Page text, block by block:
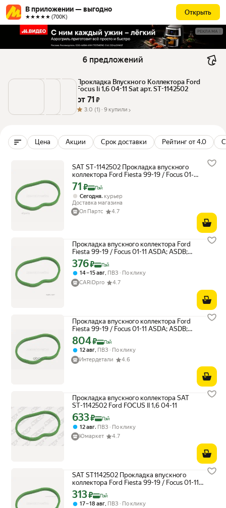
В приложении — выгодно
★★★★★ (700К)
Открыть
РЕКЛАМА
6 предложений
Прокладка Впускного Коллектора Ford
Focus Ii 1,6 04-11 Sat арт. ST-1142502
от 71 ₽
3.0 (1) · 9 купили
Цена Акции Срок доставки Рейтинг от 4.0
SAT ST-1142502 Прокладка впускного
коллектора Ford Fiesta 99-19 / Focus 01-
11 ASDA; ASDB; B4164S3; FUJA; FUJB;
FXJA; FXJB
Цена с картой Яндекс Пэй 71 ₽ вместо
71 ₽ Пэй
Сегодня, курьер
Доставка магазина
Ол Партс
4.7
Прокладка впускного коллектора Ford
Fiesta 99-19 / Focus 01-11 ASDA; ASDB;
B4164S3; FUJA; FUJB; FXJA; FXJB SAT ST-
1142502 | цена за 1 шт
Цена с картой Яндекс Пэй 376 ₽ вместо
376₽ Пэй
14 – 15 авг, ПВЗ
По клику
CARiDpro
4.7
Прокладка впускного коллектора Ford
Fiesta 99-19 / Focus 01-11 ASDA; ASDB;
B4164S3; FUJA; FUJB; FXJA; FXJB Sat арт.
ST-1142502
Цена с картой Яндекс Пэй 804 ₽ вместо
804₽ Пэй
12 авг ПВЗ
По клику
Интердетали
4.6
Прокладка впускного коллектора SAT
ST-1142502 Ford FOCUS II 1,6 04-11
Цена с картой Яндекс Пэй 633 ₽ вместо
633₽ Пэй
12 авг, ПВЗ
По клику
Юмаркет
4.7
SAT ST1142502 Прокладка впускного
коллектора Ford Fiesta 99-19 / Focus 01-11
ASDA; ASDB; B4164S3; FUJA; FUJB; FXJA;
FXJB
Цена с картой Яндекс Пэй 313 ₽ вместо
313₽ Пэй
17 – 18 авг, ПВЗ
По клику